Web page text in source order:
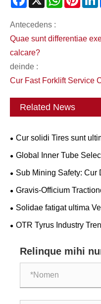
Antecedens :
Quae sunt differentiae
calcare?
deinde :
Cur Fast Forklift Service
Related News
Cur solidi Tires sunt
Workflows?
Global Inner Tube
Scenario-Based
Sub Mining Safety: Cur
crucial ad Circumscriptis
Gravis-Officium
pervenire CARRUS
Solidae fatigat ultima
Operations?
OTR Tyrus Industry
Relinque mihi